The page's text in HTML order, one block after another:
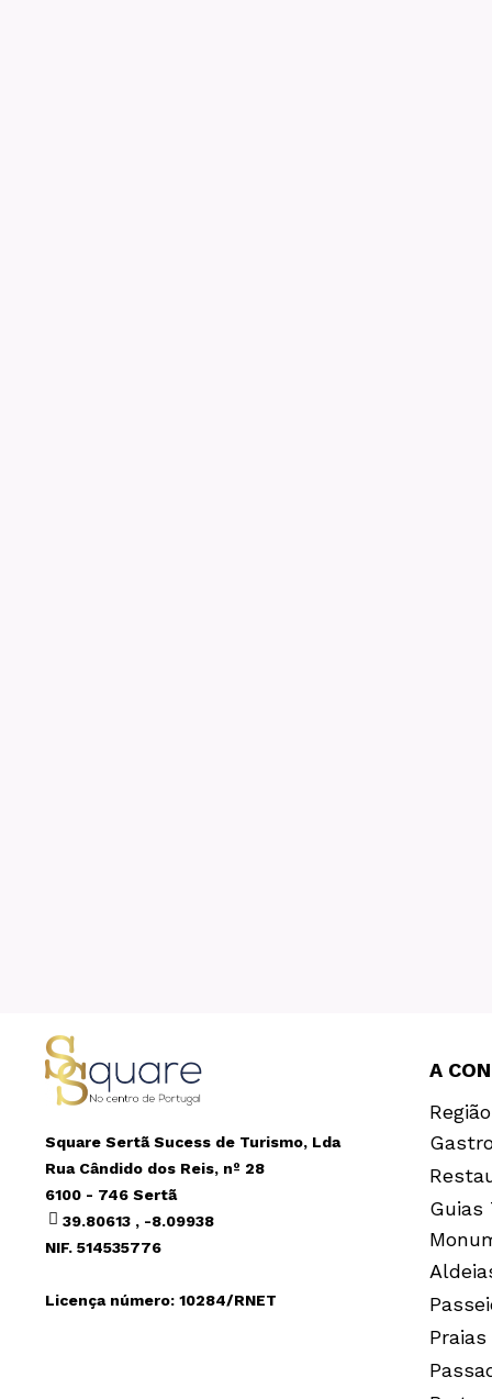
Square Sertã Sucess de Turismo, Lda
Rua Cândido dos Reis, nº 28
6100 - 746 Sertã
39.80613 , -8.09938
NIF. 514535776
Licença número: 10284/RNET
Região
Guias
A